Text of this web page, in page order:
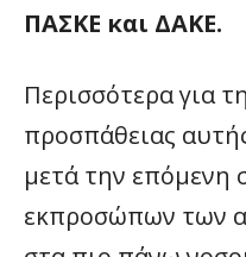
ΠΑΣΚΕ και ΔΑΚΕ.
Περισσότερα για
προσπάθειας
μετά την επόμενη
εκπροσώπων των